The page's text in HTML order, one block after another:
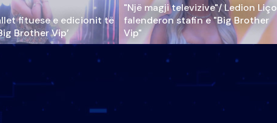
fituese e edicionit të
Brother Vip’
"Një magji televizive"/ Ledion Liço
falenderon stafin e "Big Brother
Vip"